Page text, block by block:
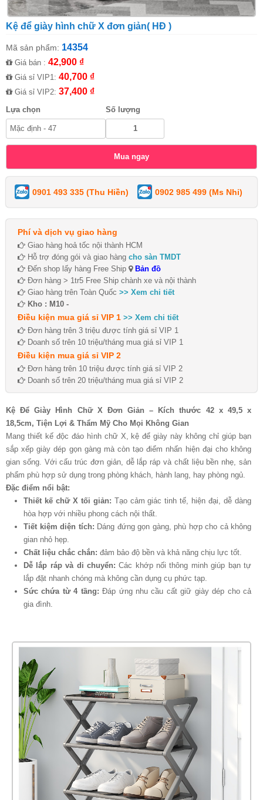
Kệ để giày hình chữ X đơn giản( HĐ )
Mã sản phẩm: 14354
Giá bán : 42,900 ₫
Giá sỉ VIP1: 40,700 ₫
Giá sỉ VIP2: 37,400 ₫
Lựa chọn Số lượng
0901 493 335 (Thu Hiền) 0902 985 499 (Ms Nhi)
Phí và dịch vụ giao hàng
Giao hàng hoả tốc nội thành HCM
Hỗ trợ đóng gói và giao hàng cho sàn TMDT
Đến shop lấy hàng Free Ship
Bản đồ
Đơn hàng > 1tr5 Free Ship chành xe và nội thành
Giao hàng trên Toàn Quốc >> Xem chi tiết
Kho : M10 -
Điều kiện mua giá sỉ VIP 1 >> Xem chi tiết
Đơn hàng trên 3 triệu được tính giá sỉ VIP 1
Doanh số trên 10 triệu/tháng mua giá sỉ VIP 1
Điều kiện mua giá sỉ VIP 2
Đơn hàng trên 10 triệu được tính giá sỉ VIP 2
Doanh số trên 20 triệu/tháng mua giá sỉ VIP 2
Kệ Để Giày Hình Chữ X Đơn Giản – Kích thước 42 x 49,5 x
18,5cm, Tiện Lợi & Thẩm Mỹ Cho Mọi Không Gian
Mang thiết kế độc đáo hình chữ X, kệ để giày này không chỉ giúp bạn
sắp xếp giày dép gọn gàng mà còn tạo điểm nhấn hiện đại cho không
gian sống. Với cấu trúc đơn giản, dễ lắp ráp và chất liệu bền nhẹ, sản
phẩm phù hợp sử dụng trong phòng khách, hành lang, hay phòng ngủ.
Đặc điểm nổi bật:
Thiết kế chữ X tối giản: Tạo cảm giác tinh tế, hiện đại, dễ dàng
hòa hợp với nhiều phong cách nội thất.
Tiết kiệm diện tích: Dáng đứng gọn gàng, phù hợp cho cả không
gian nhỏ hẹp.
Chất liệu chắc chắn: đảm bảo độ bền và khả năng chịu lực tốt.
Dễ lắp ráp và di chuyển: Các khớp nối thông minh giúp bạn tự
lắp đặt nhanh chóng mà không cần dụng cụ phức tạp.
Sức chứa từ 4 tầng: Đáp ứng nhu cầu cất giữ giày dép cho cả
gia đình.